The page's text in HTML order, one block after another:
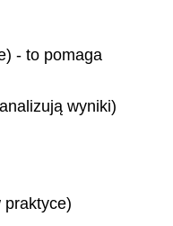
- to pomaga
wyniki)
praktyce)